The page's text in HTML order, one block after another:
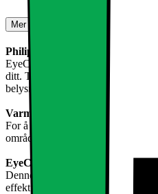
Mer informasjon
Philips Classic LED-lyspære
EyeComfort som gir skarp, men
ditt. Takket være LED-teknologi
belysning av høy kvalitet i lengre
Varmt, hvitt lys
For å holde områdene sterkt
områder som hjemmekontorer,
EyeComfort
Denne pæren har EyeComfort-
effekt for øynene.